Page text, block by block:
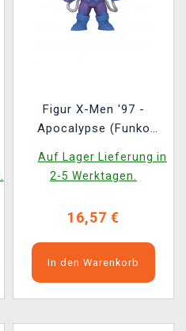
Figur X-Men '97 -
Apocalypse (Funko
Auf Lager Lieferung in
2-5 Werktagen.
16,57 €
In den Warenkorb